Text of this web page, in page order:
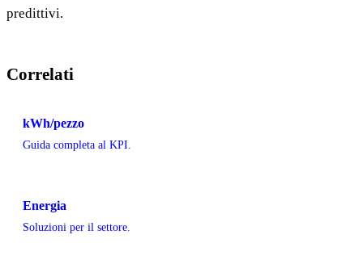
predittivi.
Correlati
kWh/pezzo
Guida completa al KPI.
Energia
Soluzioni per il settore.